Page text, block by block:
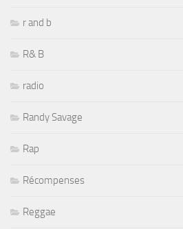
r and b
R& B
radio
Randy Savage
Rap
Récompenses
Reggae